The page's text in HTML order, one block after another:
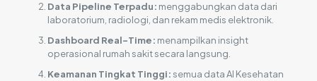
Data Pipeline Terpadu: menggabungkan data dari
laboratorium, radiologi, dan rekam medis elektronik.
Dashboard Real-Time: menampilkan insight
operasional rumah sakit secara langsung.
Keamanan Tingkat Tinggi:semua data AI Kesehatan